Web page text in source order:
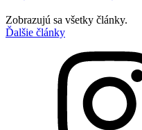
Zobrazujú sa všetky články.
Ďalšie články